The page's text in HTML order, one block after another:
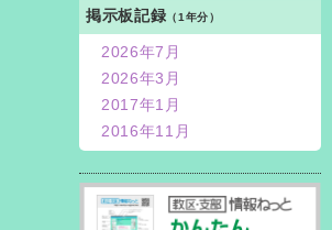
掲示板記録 （1年分）
2026年7月
2026年3月
2017年1月
2016年11月